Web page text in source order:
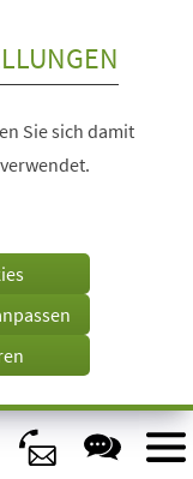
Sie sich damit